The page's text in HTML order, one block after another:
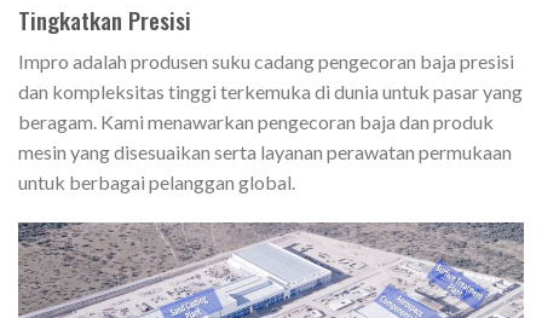
Tingkatkan Presisi
Impro adalah produsen suku cadang pengecoran baja presisi
dan kompleksitas tinggi terkemuka di dunia untuk pasar yang
beragam. Kami menawarkan pengecoran baja dan produk
mesin yang disesuaikan serta layanan perawatan permukaan
untuk berbagai pelanggan global.